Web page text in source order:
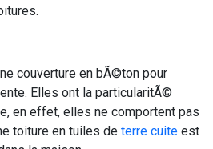
couverture en bÃ©ton pour
Elles ont la particularitÃ©
en effet, elles ne comportent pas
toiture en tuiles de terre cuite est